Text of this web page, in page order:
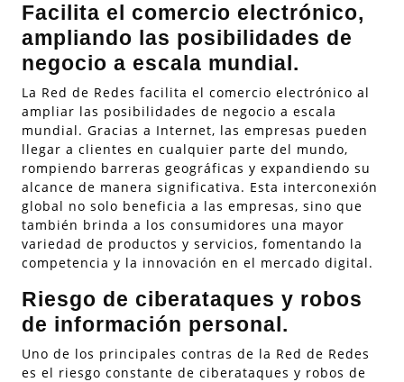
Facilita el comercio electrónico,
ampliando las posibilidades de
negocio a escala mundial.
La Red de Redes facilita el comercio electrónico al
ampliar las posibilidades de negocio a escala
mundial. Gracias a Internet, las empresas pueden
llegar a clientes en cualquier parte del mundo,
rompiendo barreras geográficas y expandiendo su
alcance de manera significativa. Esta interconexión
global no solo beneficia a las empresas, sino que
también brinda a los consumidores una mayor
variedad de productos y servicios, fomentando la
competencia y la innovación en el mercado digital.
Riesgo de ciberataques y robos
de información personal.
Uno de los principales contras de la Red de Redes
es el riesgo constante de ciberataques y robos de